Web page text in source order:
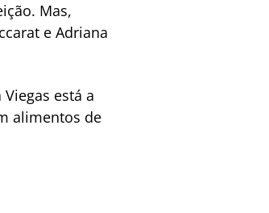
Mas,
e Adriana
está a
alimentos de